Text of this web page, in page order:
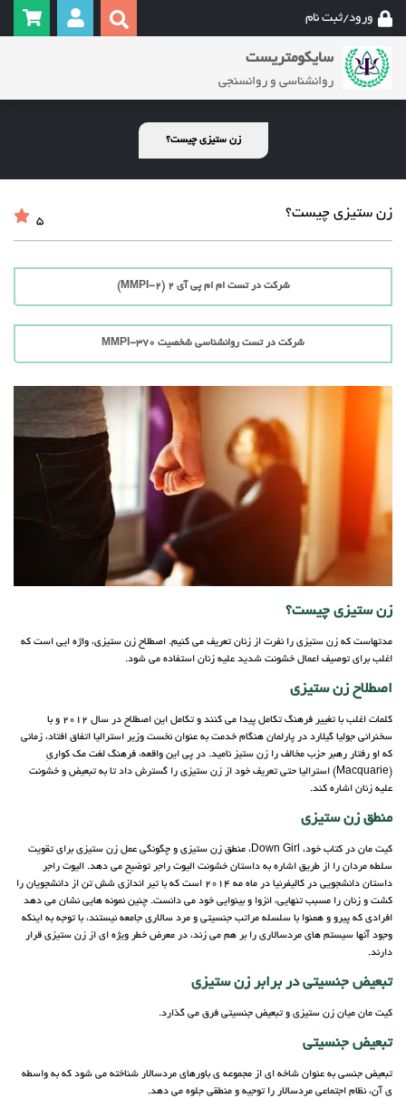
ورود/ثبت نام
سایکومتریست
روانشناسی و روانسنجی
زن ستیزی چیست؟
زن ستیزی چیست؟ 5
شرکت در تست ام ام پی آی 2 (MMPI-2)
شرکت در تست روانشناسی شخصیت MMPI-370
زن ستیزی چیست؟
مدتهاست که زن ستیزی را نفرت از زنان تعریف می کنیم. اصطلاح زن ستیزی، واژه ایی است که
اغلب برای توصیف اعمال خشونت شدید علیه زنان استفاده می شود.
اصطلاح زن ستیزی
کلمات اغلب با تغییر فرهنگ تکامل پیدا می کنند و تکامل این اصطلاح در سال 2012 و با
سخنرانی جولیا گیلارد در پارلمان هنگام خدمت به عنوان نخست وزیر استرالیا اتفاق افتاد، زمانی
که او رفتار رهبر حزب مخالف را زن ستیز نامید. در پی این واقعه، فرهنگ لغت مک کواریِ
(Macquarie) استرالیا حتی تعریف خود از زن ستیزی را گسترش داد تا به تبعیض و خشونت
علیه زنان اشاره کند.
منطق زن ستیزی
کیت مان در کتاب خود، Down Girl، منطق زن ستیزی و چگونگی عمل زن ستیزی برای تقویت
سلطه مردان را از طریق اشاره به داستان خشونت الیوت راجر توضیح می دهد. الیوت راجر
داستان دانشجویی در کالیفرنیا در ماه مه 2014 است که با تیر اندازی شش تن از دانشجویان را
کشت و زنان را مسبب تنهایی،‌ انزوا و بینوایی خود می دانست. چنین نمونه هایی نشان می دهد
افرادی که پیرو و همنوا با سلسله مراتب جنسیتی و مرد سالاری جامعه نیستند، با توجه به اینکه
وجود آنها سیستم های مردسالاری را بر هم می زند، در معرض خطر ویژه ای از زن ستیزی قرار
دارند.
تبعیض جنسیتی در برابر زن ستیزی
کیت مان میان زن ستیزی و تبعیض جنسیتی فرق می گذارد.
تبعیض جنسیتی
تبعیض جنسی به عنوان شاخه ای از مجموعه ی باورهای مردسالار شناخته می شود که به واسطه
ی آن، نظام اجتماعی مردسالار را توجیه و منطقی جلوه می دهد.